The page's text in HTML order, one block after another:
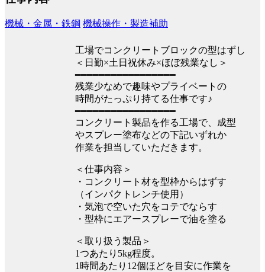
機械・金属・鉄鋼 機械操作・製造補助
工場でコンクリートブロックの型はずし
＜日勤×土日祝休み×ほぼ残業なし＞
━━━━━━━━━━━━━━━━━
残業少なめで趣味やプライベートの
時間がたっぷり持てる仕事です♪
━━━━━━━━━━━━━━━━━
コンクリート製品を作る工場で、成型
やスプレー塗布などの下記いずれか
作業を担当していただきます。
＜仕事内容＞
・コンクリート材を型枠からはずす
（インパクトレンチ使用）
・気泡で空いた穴をコテでならす
・型枠にエアースプレーで油を塗る
＜取り扱う製品＞
1つあたり5kg程度。
1時間あたり12個ほどを目安に作業を